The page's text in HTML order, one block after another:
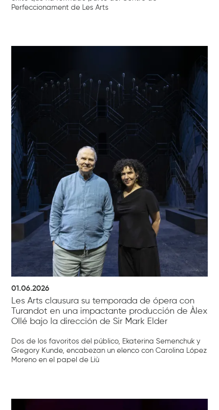
Perfeccionament de Les Arts
01.06.2026
Les Arts clausura su temporada de ópera con
Turandot en una impactante producción de Àlex
Ollé bajo la dirección de Sir Mark Elder
Dos de los favoritos del público, Ekaterina Semenchuk y
Gregory Kunde, encabezan un elenco con Carolina López
Moreno en el papel de Liù